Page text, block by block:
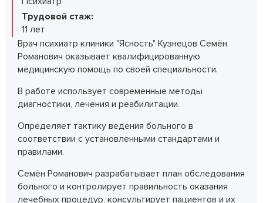
Трудовой стаж:
11 лет
Врач психиатр клиники "Ясность" Кузнецов Семён
Романович оказывает квалифицированную
медицинскую помощь по своей специальности.
В работе использует современные методы
диагностики, лечения и реабилитации.
Определяет тактику ведения больного в
соответствии с установленными стандартами и
правилами.
Семён Романович разрабатывает план обследования
больного и контролирует правильность оказания
лечебных процедур, консультирует пациентов и их